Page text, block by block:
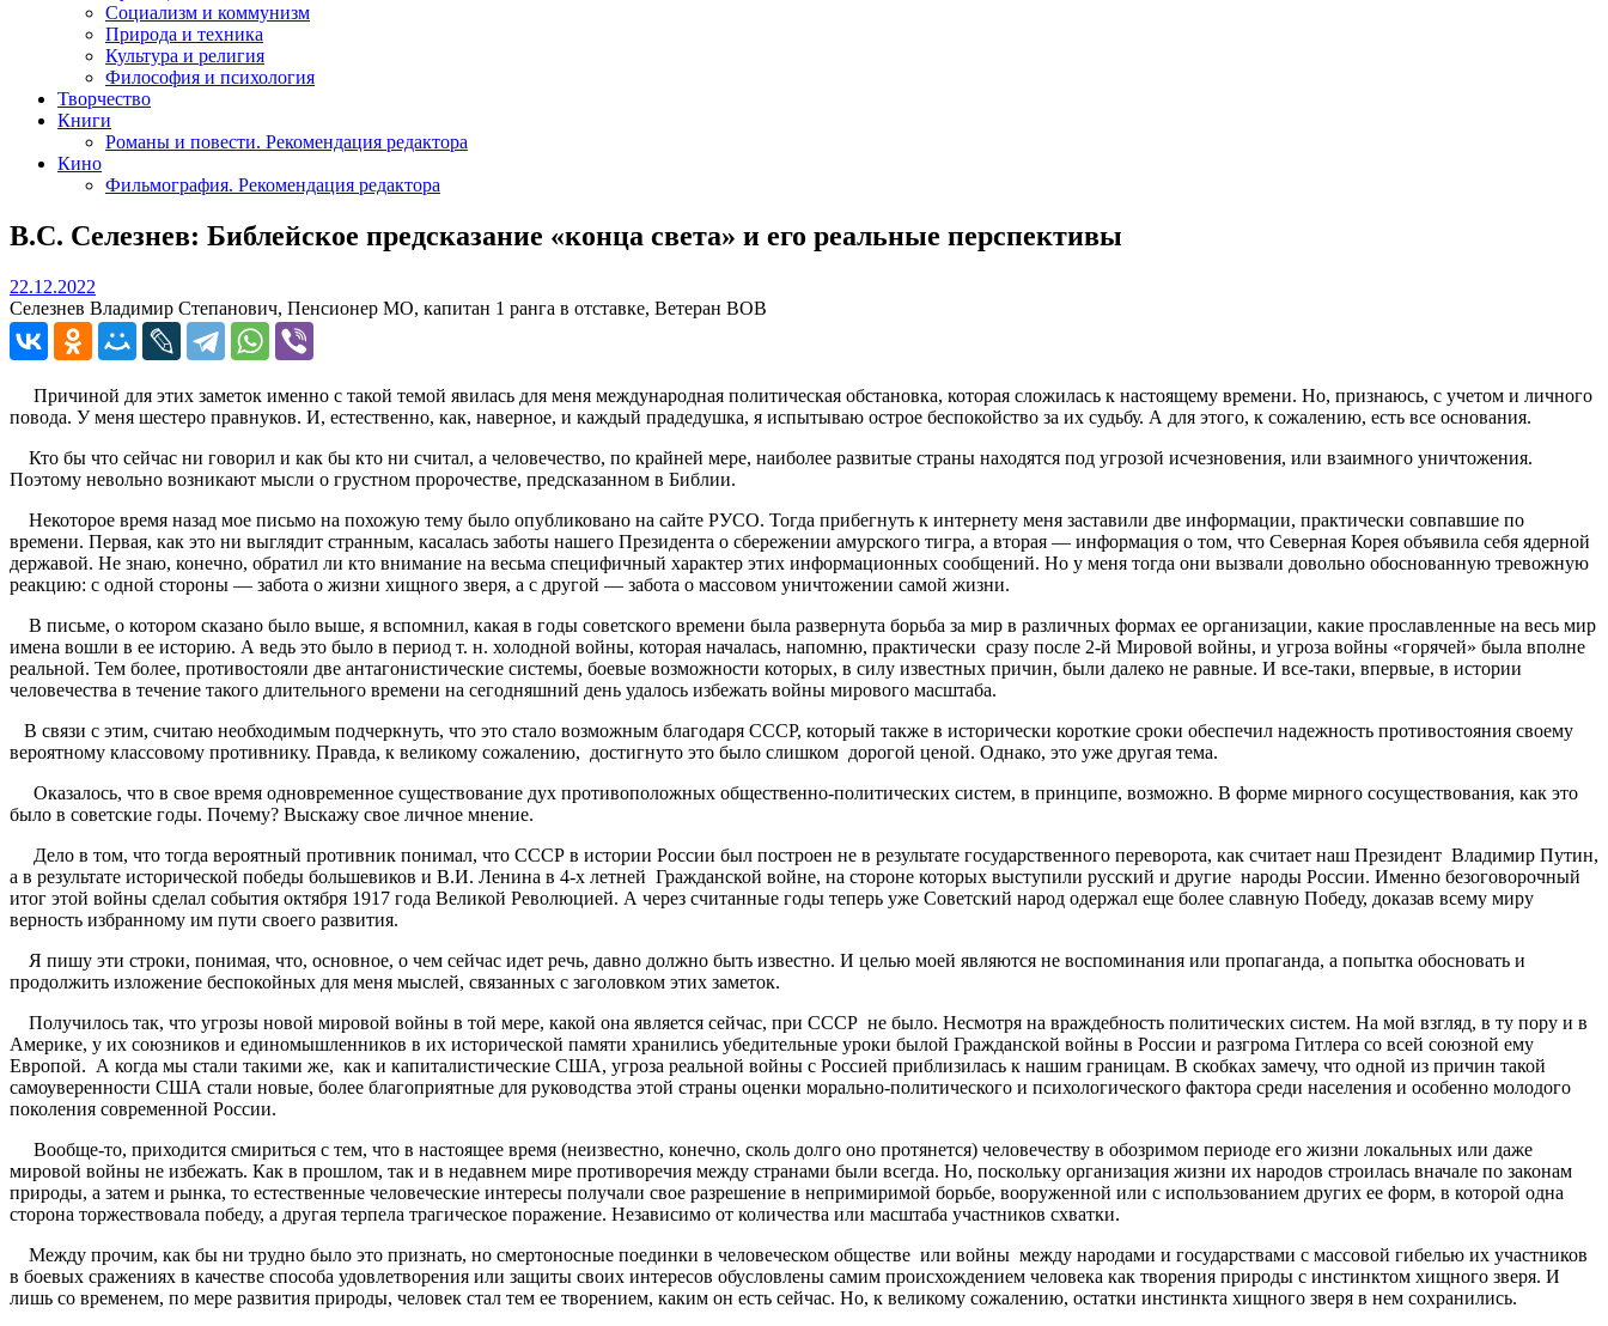
Социализм и коммунизм
Природа и техника
Культура и религия
Философия и психология
Творчество
Книги
Романы и повести. Рекомендация редактора
Кино
Фильмография. Рекомендация редактора
В.С. Селезнев: Библейское предсказание «конца света» и его реальные перспективы
22.12.2022
Селезнев Владимир Степанович, Пенсионер МО, капитан 1 ранга в отставке, Ветеран ВОВ
Причиной для этих заметок именно с такой темой явилась для меня международная политическая обстановка, которая сложилась к настоящему времени. Но, признаюсь, с учетом и личного
повода. У меня шестеро правнуков. И, естественно, как, наверное, и каждый прадедушка, я испытываю острое беспокойство за их судьбу. А для этого, к сожалению, есть все основания.
Кто бы что сейчас ни говорил и как бы кто ни считал, а человечество, по крайней мере, наиболее развитые страны находятся под угрозой исчезновения, или взаимного уничтожения.
Поэтому невольно возникают мысли о грустном пророчестве, предсказанном в Библии.
Некоторое время назад мое письмо на похожую тему было опубликовано на сайте РУСО. Тогда прибегнуть к интернету меня заставили две информации, практически совпавшие по
времени. Первая, как это ни выглядит странным, касалась заботы нашего Президента о сбережении амурского тигра, а вторая — информация о том, что Северная Корея объявила себя ядерной
державой. Не знаю, конечно, обратил ли кто внимание на весьма специфичный характер этих информационных сообщений. Но у меня тогда они вызвали довольно обоснованную тревожную
реакцию: с одной стороны — забота о жизни хищного зверя, а с другой — забота о массовом уничтожении самой жизни.
В письме, о котором сказано было выше, я вспомнил, какая в годы советского времени была развернута борьба за мир в различных формах ее организации, какие прославленные на весь мир
имена вошли в ее историю. А ведь это было в период т. н. холодной войны, которая началась, напомню, практически сразу после 2-й Мировой войны, и угроза войны «горячей» была вполне
реальной. Тем более, противостояли две антагонистические системы, боевые возможности которых, в силу известных причин, были далеко не равные. И все-таки, впервые, в истории
человечества в течение такого длительного времени на сегодняшний день удалось избежать войны мирового масштаба.
В связи с этим, считаю необходимым подчеркнуть, что это стало возможным благодаря СССР, который также в исторически короткие сроки обеспечил надежность противостояния своему
вероятному классовому противнику. Правда, к великому сожалению, достигнуто это было слишком дорогой ценой. Однако, это уже другая тема.
Оказалось, что в свое время одновременное существование дух противоположных общественно-политических систем, в принципе, возможно. В форме мирного сосуществования, как это
было в советские годы. Почему? Выскажу свое личное мнение.
Дело в том, что тогда вероятный противник понимал, что СССР в истории России был построен не в результате государственного переворота, как считает наш Президент Владимир Путин,
а в результате исторической победы большевиков и В.И. Ленина в 4-х летней Гражданской войне, на стороне которых выступили русский и другие народы России. Именно безоговорочный
итог этой войны сделал события октября 1917 года Великой Революцией. А через считанные годы теперь уже Советский народ одержал еще более славную Победу, доказав всему миру
верность избранному им пути своего развития.
Я пишу эти строки, понимая, что, основное, о чем сейчас идет речь, давно должно быть известно. И целью моей являются не воспоминания или пропаганда, а попытка обосновать и
продолжить изложение беспокойных для меня мыслей, связанных с заголовком этих заметок.
Получилось так, что угрозы новой мировой войны в той мере, какой она является сейчас, при СССР не было. Несмотря на враждебность политических систем. На мой взгляд, в ту пору и в
Америке, у их союзников и единомышленников в их исторической памяти хранились убедительные уроки былой Гражданской войны в России и разгрома Гитлера со всей союзной ему
Европой. А когда мы стали такими же, как и капиталистические США, угроза реальной войны с Россией приблизилась к нашим границам. В скобках замечу, что одной из причин такой
самоуверенности США стали новые, более благоприятные для руководства этой страны оценки морально-политического и психологического фактора среди населения и особенно молодого
поколения современной России.
Вообще-то, приходится смириться с тем, что в настоящее время (неизвестно, конечно, сколь долго оно протянется) человечеству в обозримом периоде его жизни локальных или даже
мировой войны не избежать. Как в прошлом, так и в недавнем мире противоречия между странами были всегда. Но, поскольку организация жизни их народов строилась вначале по законам
природы, а затем и рынка, то естественные человеческие интересы получали свое разрешение в непримиримой борьбе, вооруженной или с использованием других ее форм, в которой одна
сторона торжествовала победу, а другая терпела трагическое поражение. Независимо от количества или масштаба участников схватки.
Между прочим, как бы ни трудно было это признать, но смертоносные поединки в человеческом обществе или войны между народами и государствами с массовой гибелью их участников
в боевых сражениях в качестве способа удовлетворения или защиты своих интересов обусловлены самим происхождением человека как творения природы с инстинктом хищного зверя. И
лишь со временем, по мере развития природы, человек стал тем ее творением, каким он есть сейчас. Но, к великому сожалению, остатки инстинкта хищного зверя в нем сохранились.